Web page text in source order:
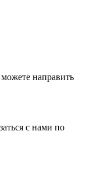
направить
с нами по